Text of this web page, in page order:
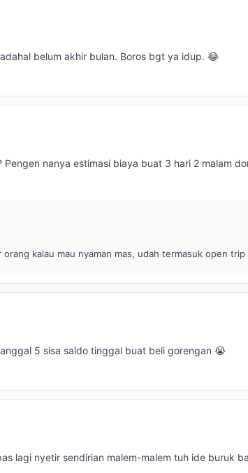
belum akhir bulan. Boros bgt ya idup. 😂
Pengen nanya estimasi biaya buat 3 hari 2 malam
kalau mau nyaman mas, udah termasuk open trip
5 sisa saldo tinggal buat beli gorengan 😭
lagi nyetir sendirian malem-malem tuh ide buruk